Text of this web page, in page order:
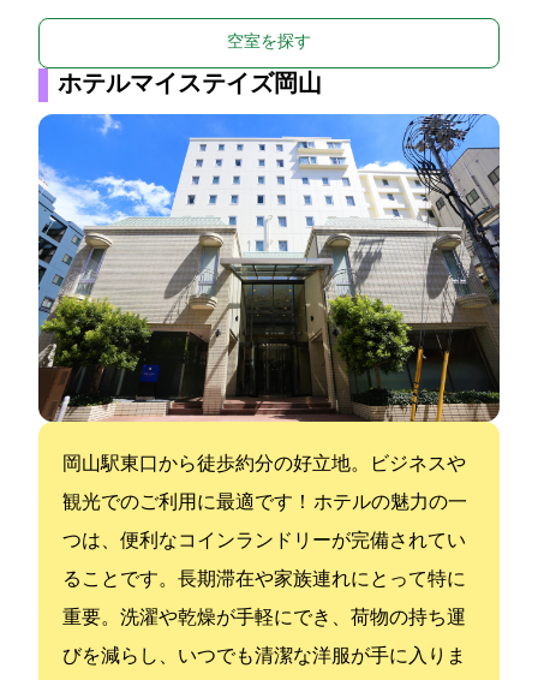
空室を探す
ホテルマイステイズ岡山
JR岡山駅東口から徒歩約5分の好立地。ビジネスや
観光でのご利用に最適です！ ホテルの魅力の一
つは、便利なコインランドリーが完備されてい
ることです。長期滞在や家族連れにとって特に
重要。洗濯や乾燥が手軽にでき、荷物の持ち運
びを減らし、いつでも清潔な洋服が手に入りま